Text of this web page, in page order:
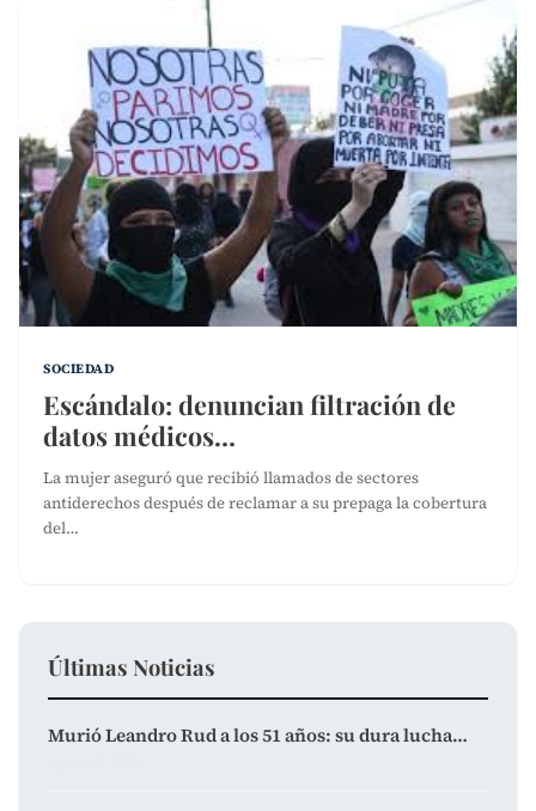
SOCIEDAD
Escándalo: denuncian filtración de
datos médicos…
La mujer aseguró que recibió llamados de sectores
antiderechos después de reclamar a su prepaga la cobertura
del…
Últimas Noticias
Murió Leandro Rud a los 51 años: su dura lucha…